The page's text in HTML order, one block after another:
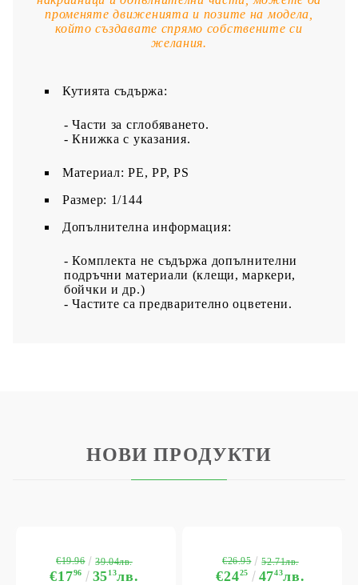
променяте движенията и позите на модела,
който създавате спрямо собствените си
желания.
Кутията съдържа:
- Части за сглобяването.
- Книжка с указания.
Материал: PE, PP, PS
Размер: 1/144
Допълнителна информация:
- Комплекта не съдържа допълнителни
подръчни материали (клещи, маркери,
бойчки и др.)
- Частите са предварително оцветени.
НОВИ ПРОДУКТИ
€1796 3513лв.
€19.96 39.04лв.
€2425 4743лв.
€26.95 52.71лв.